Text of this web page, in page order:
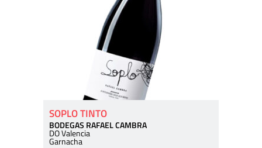
SOPLO TINTO
BODEGAS RAFAEL CAMBRA
DO Valencia
Garnacha